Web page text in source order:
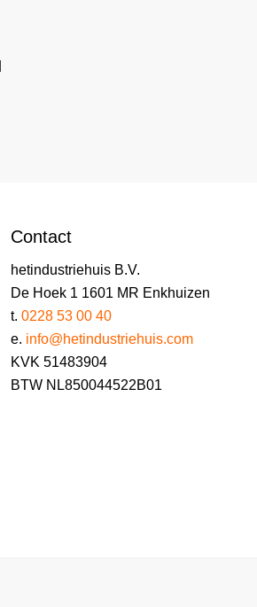
Contact
hetindustriehuis B.V.
De Hoek 1 1601 MR Enkhuizen
t. 0228 53 00 40
e. info@hetindustriehuis.com
KVK 51483904
BTW NL850044522B01